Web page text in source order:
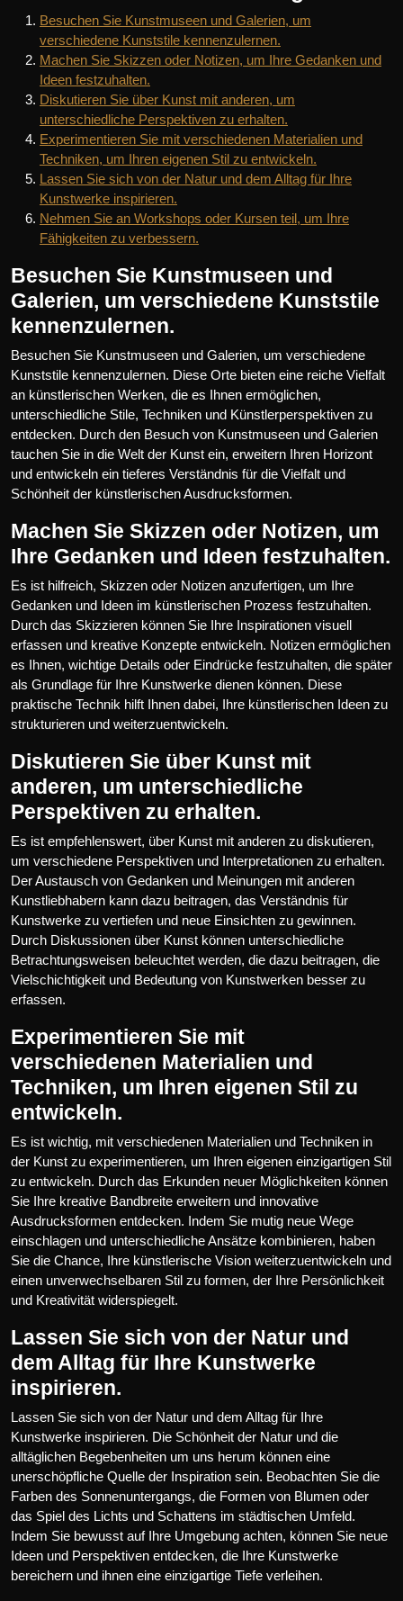
Besuchen Sie Kunstmuseen und Galerien, um
verschiedene Kunststile kennenzulernen.
Machen Sie Skizzen oder Notizen, um Ihre Gedanken und
Ideen festzuhalten.
Diskutieren Sie über Kunst mit anderen, um
unterschiedliche Perspektiven zu erhalten.
Experimentieren Sie mit verschiedenen Materialien und
Techniken, um Ihren eigenen Stil zu entwickeln.
Lassen Sie sich von der Natur und dem Alltag für Ihre
Kunstwerke inspirieren.
Nehmen Sie an Workshops oder Kursen teil, um Ihre
Fähigkeiten zu verbessern.
Besuchen Sie Kunstmuseen und
Galerien, um verschiedene Kunststile
kennenzulernen.
Besuchen Sie Kunstmuseen und Galerien, um verschiedene
Kunststile kennenzulernen. Diese Orte bieten eine reiche Vielfalt
an künstlerischen Werken, die es Ihnen ermöglichen,
unterschiedliche Stile, Techniken und Künstlerperspektiven zu
entdecken. Durch den Besuch von Kunstmuseen und Galerien
tauchen Sie in die Welt der Kunst ein, erweitern Ihren Horizont
und entwickeln ein tieferes Verständnis für die Vielfalt und
Schönheit der künstlerischen Ausdrucksformen.
Machen Sie Skizzen oder Notizen, um
Ihre Gedanken und Ideen festzuhalten.
Es ist hilfreich, Skizzen oder Notizen anzufertigen, um Ihre
Gedanken und Ideen im künstlerischen Prozess festzuhalten.
Durch das Skizzieren können Sie Ihre Inspirationen visuell
erfassen und kreative Konzepte entwickeln. Notizen ermöglichen
es Ihnen, wichtige Details oder Eindrücke festzuhalten, die später
als Grundlage für Ihre Kunstwerke dienen können. Diese
praktische Technik hilft Ihnen dabei, Ihre künstlerischen Ideen zu
strukturieren und weiterzuentwickeln.
Diskutieren Sie über Kunst mit
anderen, um unterschiedliche
Perspektiven zu erhalten.
Es ist empfehlenswert, über Kunst mit anderen zu diskutieren,
um verschiedene Perspektiven und Interpretationen zu erhalten.
Der Austausch von Gedanken und Meinungen mit anderen
Kunstliebhabern kann dazu beitragen, das Verständnis für
Kunstwerke zu vertiefen und neue Einsichten zu gewinnen.
Durch Diskussionen über Kunst können unterschiedliche
Betrachtungsweisen beleuchtet werden, die dazu beitragen, die
Vielschichtigkeit und Bedeutung von Kunstwerken besser zu
erfassen.
Experimentieren Sie mit
verschiedenen Materialien und
Techniken, um Ihren eigenen Stil zu
entwickeln.
Es ist wichtig, mit verschiedenen Materialien und Techniken in
der Kunst zu experimentieren, um Ihren eigenen einzigartigen Stil
zu entwickeln. Durch das Erkunden neuer Möglichkeiten können
Sie Ihre kreative Bandbreite erweitern und innovative
Ausdrucksformen entdecken. Indem Sie mutig neue Wege
einschlagen und unterschiedliche Ansätze kombinieren, haben
Sie die Chance, Ihre künstlerische Vision weiterzuentwickeln und
einen unverwechselbaren Stil zu formen, der Ihre Persönlichkeit
und Kreativität widerspiegelt.
Lassen Sie sich von der Natur und
dem Alltag für Ihre Kunstwerke
inspirieren.
Lassen Sie sich von der Natur und dem Alltag für Ihre
Kunstwerke inspirieren. Die Schönheit der Natur und die
alltäglichen Begebenheiten um uns herum können eine
unerschöpfliche Quelle der Inspiration sein. Beobachten Sie die
Farben des Sonnenuntergangs, die Formen von Blumen oder
das Spiel des Lichts und Schattens im städtischen Umfeld.
Indem Sie bewusst auf Ihre Umgebung achten, können Sie neue
Ideen und Perspektiven entdecken, die Ihre Kunstwerke
bereichern und ihnen eine einzigartige Tiefe verleihen.